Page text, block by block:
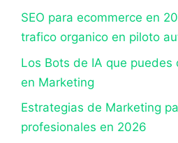
SEO para ecommerce en
trafico organico en piloto
Los Bots de IA que puedes
en Marketing
Estrategias de Marketing
profesionales en 2026